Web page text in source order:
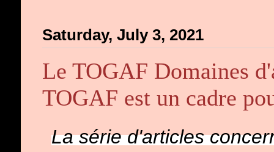
Saturday, July 3, 2021
Le TOGAF Domaines
TOGAF est un cadre
La série d'articles